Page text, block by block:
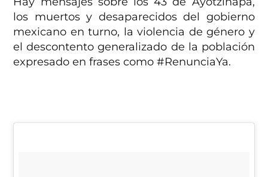
los muertos y desaparecidos del gobierno
mexicano en turno, la violencia de género y
el descontento generalizado de la población
expresado en frases como #RenunciaYa.